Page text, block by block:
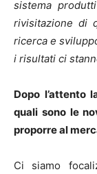
sistema
rivisitazione di
ricerca e
i risultati ci
Dopo l’attento
quali sono le
proporre al
Ci siamo